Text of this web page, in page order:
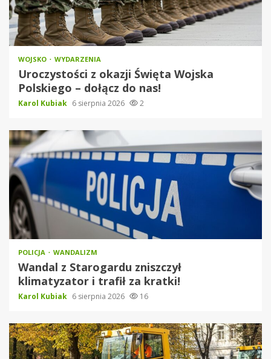
WOJSKO WYDARZENIA
Uroczystości z okazji Święta Wojska
Polskiego – dołącz do nas!
Karol Kubiak 6 sierpnia 2026 2
POLICJA WANDALIZM
Wandal z Starogardu zniszczył
klimatyzator i trafił za kratki!
Karol Kubiak 6 sierpnia 2026 16